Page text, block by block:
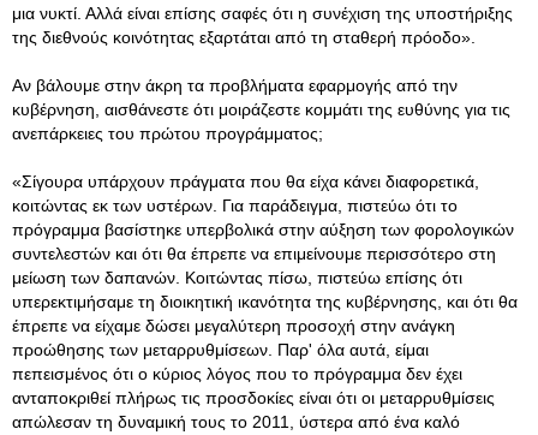
μια νυκτί. Αλλά είναι επίσης σαφές ότι η συνέχιση της υποστήριξης
της διεθνούς κοινότητας εξαρτάται από τη σταθερή πρόοδο».
Αν βάλουμε στην άκρη τα προβλήματα εφαρμογής από την
κυβέρνηση, αισθάνεστε ότι μοιράζεστε κομμάτι της ευθύνης για τις
ανεπάρκειες του πρώτου προγράμματος;
«Σίγουρα υπάρχουν πράγματα που θα είχα κάνει διαφορετικά,
κοιτώντας εκ των υστέρων. Για παράδειγμα, πιστεύω ότι το
πρόγραμμα βασίστηκε υπερβολικά στην αύξηση των φορολογικών
συντελεστών και ότι θα έπρεπε να επιμείνουμε περισσότερο στη
μείωση των δαπανών. Κοιτώντας πίσω, πιστεύω επίσης ότι
υπερεκτιμήσαμε τη διοικητική ικανότητα της κυβέρνησης, και ότι θα
έπρεπε να είχαμε δώσει μεγαλύτερη προσοχή στην ανάγκη
προώθησης των μεταρρυθμίσεων. Παρ' όλα αυτά, είμαι
πεπεισμένος ότι ο κύριος λόγος που το πρόγραμμα δεν έχει
ανταποκριθεί πλήρως τις προσδοκίες είναι ότι οι μεταρρυθμίσεις
απώλεσαν τη δυναμική τους το 2011, ύστερα από ένα καλό